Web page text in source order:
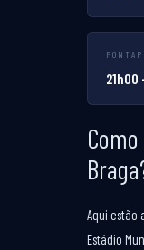
21h00
Aqui estão
Estádio